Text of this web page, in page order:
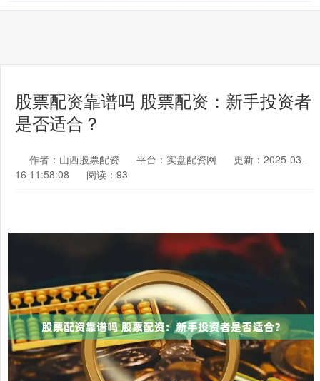
股票配资靠谱吗 股票配资：新手投资者
是否适合？
作者：山西股票配资 平台：实盘配资网
更新：2025-03-
16 11:58:08
阅读：93